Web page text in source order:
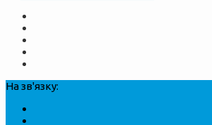
На зв'язку: